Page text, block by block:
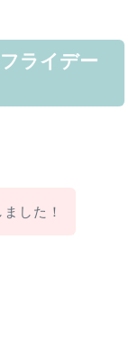
ライデー
した！